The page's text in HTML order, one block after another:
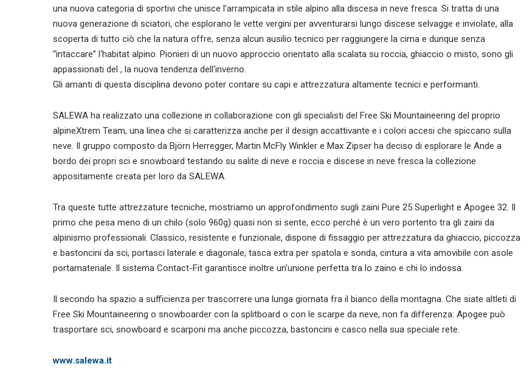
una nuova categoria di sportivi che unisce l’arrampicata in stile alpino alla discesa in neve fresca. Si tratta di una
nuova generazione di sciatori, che esplorano le vette vergini per avventurarsi lungo discese selvagge e inviolate, alla
scoperta di tutto ciò che la natura offre, senza alcun ausilio tecnico per raggiungere la cima e dunque senza
“intaccare” l‘habitat alpino. Pionieri di un nuovo approccio orientato alla scalata su roccia, ghiaccio o misto, sono gli
appassionati del , la nuova tendenza dell‘inverno.
Gli amanti di questa disciplina devono poter contare su capi e attrezzatura altamente tecnici e performanti.
SALEWA ha realizzato una collezione in collaborazione con gli specialisti del Free Ski Mountaineering del proprio
alpineXtrem Team, una linea che si caratterizza anche per il design accattivante e i colori accesi che spiccano sulla
neve. Il gruppo composto da Björn Herregger, Martin McFly Winkler e Max Zipser ha deciso di esplorare le Ande a
bordo dei propri sci e snowboard testando su salite di neve e roccia e discese in neve fresca la collezione
appositamente creata per loro da SALEWA.
Tra queste tutte attrezzature tecniche, mostriamo un approfondimento sugli zaini Pure 25 Superlight e Apogee 32. Il
primo che pesa meno di un chilo (solo 960g) quasi non si sente, ecco perché è un vero portento tra gli zaini da
alpinismo professionali. Classico, resistente e funzionale, dispone di fissaggio per attrezzatura da ghiaccio, piccozza
e bastoncini da sci, portasci laterale e diagonale, tasca extra per spatola e sonda, cintura a vita amovibile con asole
portamateriale. Il sistema Contact-Fit garantisce inoltre un’unione perfetta tra lo zaino e chi lo indossa.
Il secondo ha spazio a sufficienza per trascorrere una lunga giornata fra il bianco della montagna. Che siate altleti di
Free Ski Mountaineering o snowboarder con la splitboard o con le scarpe da neve, non fa differenza: Apogee può
trasportare sci, snowboard e scarponi ma anche piccozza, bastoncini e casco nella sua speciale rete.
www.salewa.it